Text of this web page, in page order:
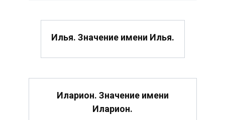
Илья. Значение имени Илья.
Иларион. Значение имени
Иларион.